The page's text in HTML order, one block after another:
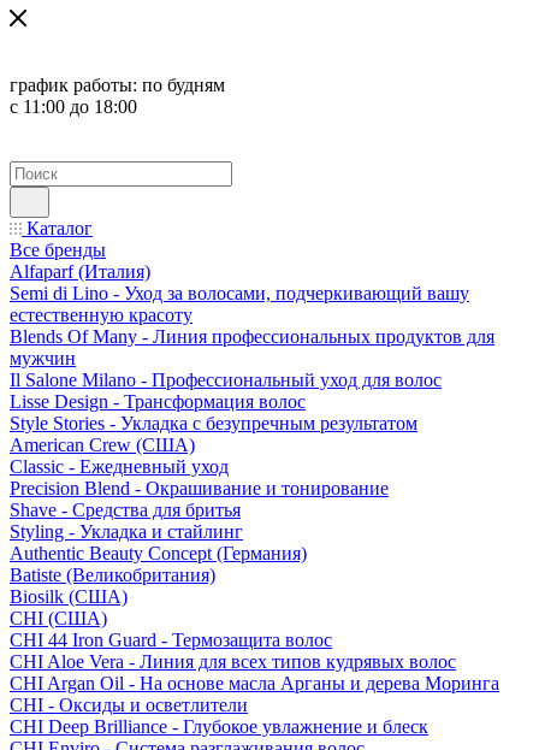
график работы: по будням
с 11:00 до 18:00
Каталог
Все бренды
Alfaparf (Италия)
Semi di Lino - Уход за волосами, подчеркивающий вашу
естественную красоту
Blends Of Many - Линия профессиональных продуктов для
мужчин
Il Salone Milano - Профессиональный уход для волос
Lisse Design - Трансформация волос
Style Stories - Укладка с безупречным результатом
American Crew (США)
Classic - Ежедневный уход
Precision Blend - Окрашивание и тонирование
Shave - Средства для бритья
Styling - Укладка и стайлинг
Authentic Beauty Concept (Германия)
Batiste (Великобритания)
Biosilk (США)
CHI (США)
CHI 44 Iron Guard - Термозащита волос
CHI Aloe Vera - Линия для всех типов кудрявых волос
CHI Argan Oil - На основе масла Арганы и дерева Моринга
CHI - Оксиды и осветлители
CHI Deep Brilliance - Глубокое увлажнение и блеск